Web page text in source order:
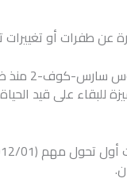
عن طفرات أو تغييرات
ولاحظ
على قيد الحياة